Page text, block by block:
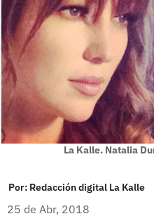
La Kalle. Natalia
Por: Redacción digital La Kalle
25 de Abr, 2018